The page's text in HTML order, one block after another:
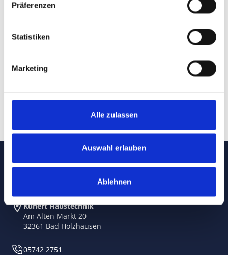
Präferenzen
Statistiken
Marketing
Alle zulassen
Auswahl erlauben
Ablehnen
Stellen Sie uns Ihre Fragen
Wenn Sie uns näher kennenlernen oder mehr über
nehmen Sie Kontakt mit uns. Wir freuen uns!
Kunert Haustechnik
Am Alten Markt 20
32361 Bad Holzhausen
05742 2751